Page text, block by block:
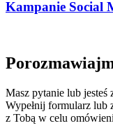
Kampanie Social
Masz pytanie lub jesteś
Wypełnij formularz lub
z Tobą w celu